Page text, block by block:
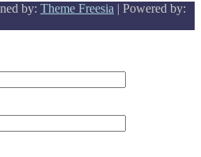
by: Theme Freesia | Powered by: